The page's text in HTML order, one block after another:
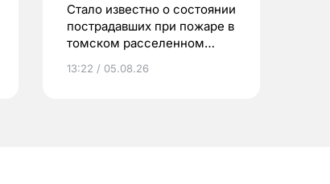
Стало известно о состоянии
пострадавших при пожаре в
томском расселенном
13:22 / 05.08.26